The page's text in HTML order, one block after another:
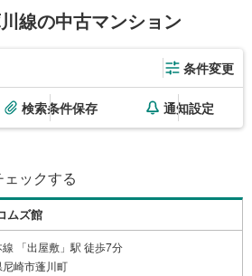
線の中古マンション
条件変更
検索条件保存 通知設定
ックする
ムズ館
「出屋敷」駅 徒歩7分
崎市蓬川町